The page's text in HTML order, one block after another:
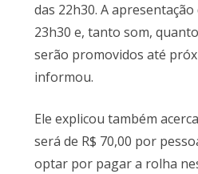
das 22h30. A
23h30 e, tanto som,
serão promovidos até
informou.
Ele explicou também
será de R$ 70,00 por
optar por pagar a rolha